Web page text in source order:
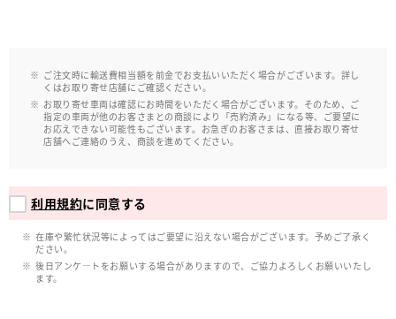
ご注文時に輸送費相当額を前金でお支払いいただく場合がございます。詳し
くはお取り寄せ店舗にご確認ください。
お取り寄せ車両は確認にお時間をいただく場合がございます。そのため、ご
指定の車両が他のお客さまとの商談により「売約済み」になる等、ご要望に
お応えできない可能性もございます。お急ぎのお客さまは、直接お取り寄せ
店舗へご連絡のうえ、商談を進めてください。
利用規約に同意する
在庫や繁忙状況等によってはご要望に沿えない場合がございます。予めご了承く
ださい。
後日アンケ―トをお願いする場合がありますので、ご協力よろしくお願いいたし
ます。